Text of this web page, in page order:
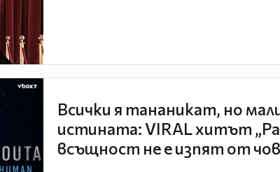
Всички я тананикат, но
истината: VIRAL хитът
всъщност не е изпят от